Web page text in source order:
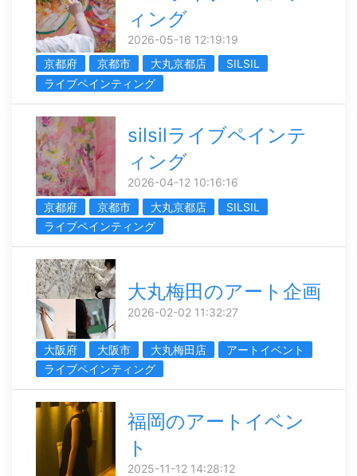
ィング
2026-05-16 12:19:19
京都府
京都市 大丸京都店
SILSIL
ライブペインティング
silsilライブペインテ
ィング
2026-04-12 10:16:16
京都府
京都市 大丸京都店
SILSIL
ライブペインティング
大丸梅田のアート企画
2026-02-02 11:32:27
大阪府 大阪市 大丸梅田店
アートイベント
ライブペインティング
福岡のアートイベン
ト
2025-11-12 14:28:12